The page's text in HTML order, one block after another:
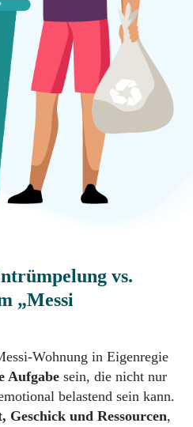
vs.
„Messi
Wohnung in Eigenregie
Aufgabe sein, die nicht nur
belastend sein kann.
Geschick und Ressourcen,